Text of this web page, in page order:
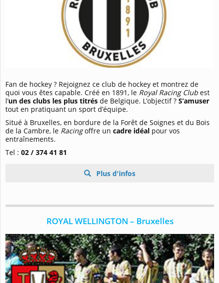
Fan de hockey ? Rejoignez ce club de hockey et montrez de
quoi vous êtes capable. Créé en 1891, le Royal Racing Club est
l’un des clubs les plus titrés de Belgique. L’objectif ? S’amuser
tout en pratiquant un sport d’équipe.
Situé à Bruxelles, en bordure de la Forêt de Soignes et du Bois
de la Cambre, le Racingoffre un cadre idéal pour vos
entraînements.
Tel : 02 / 374 41 81
Plus d'infos
ROYAL WELLINGTON – Bruxelles